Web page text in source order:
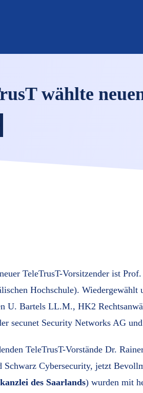
wählte
TeleTrusT-Vorsitzender ist
Hochschule).
U. Bartels LL.M., HK2
secunet Security Networks AG
TeleTrusT-Vorstände Dr.
Schwarz Cybersecurity, jetzt
des Saarlands) wurden mit